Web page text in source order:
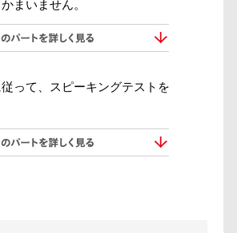
まいません。
って、スピーキングテストを